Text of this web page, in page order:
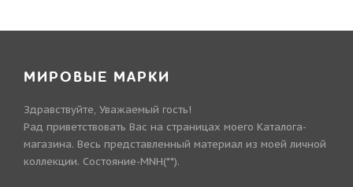
МИРОВЫЕ МАРКИ
Здравствуйте, Уважаемый гость!
Рад приветствовать Вас на страницах моего Каталога-
магазина. Весь представленный материал из моей личной
коллекции. Состояние-MNH(**).